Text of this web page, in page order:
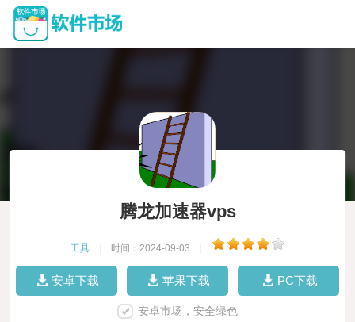
腾龙加速器vps
工具 时间：2024-09-03
安卓下载 苹果下载 PC下载
安卓市场，安全绿色